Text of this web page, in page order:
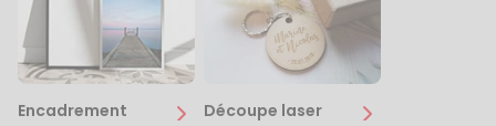
Encadrement Découpe laser